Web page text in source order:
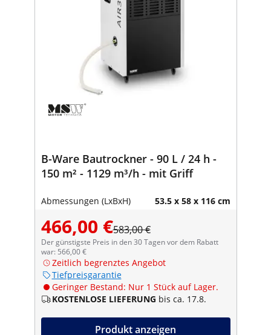
B-Ware Bautrockner - 90 L / 24 h -
150 m² - 1129 m³/h - mit Griff
Abmessungen (LxBxH) 53.5 x 58 x 116 cm
466,00 €583,00 €
Der günstigste Preis in den 30 Tagen vor dem Rabatt
war: 566,00 €
Zeitlich begrenztes Angebot
Tiefpreisgarantie
Geringer Bestand: Nur 1 Stück auf Lager.
KOSTENLOSE LIEFERUNG bis ca. 17.8.
Produkt anzeigen